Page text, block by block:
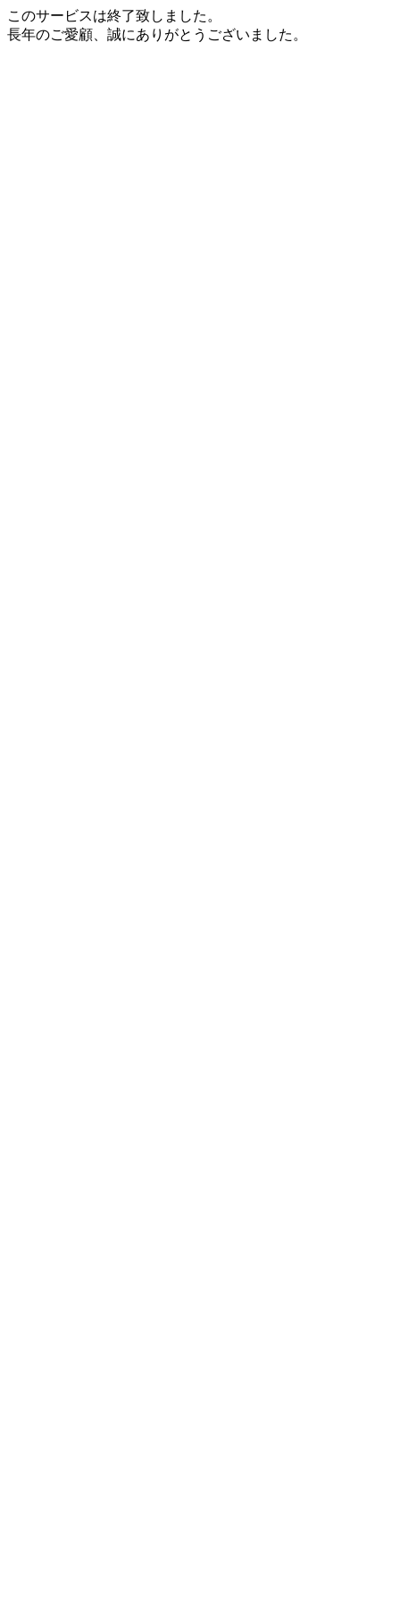
このサービスは終了致しました。
長年のご愛顧、誠にありがとうございました。